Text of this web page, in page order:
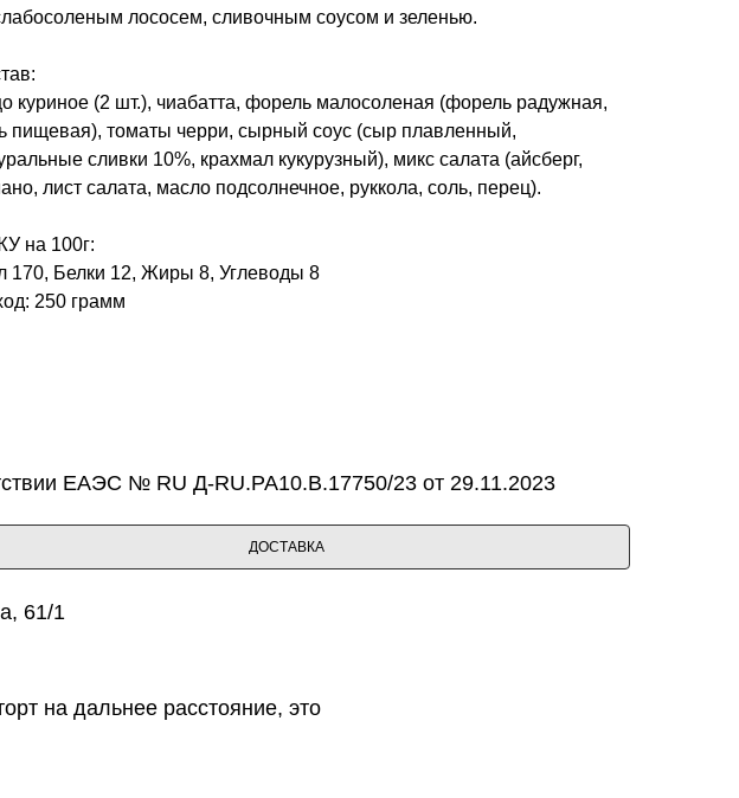
лососем, сливочным соусом и зеленью.
куриное (2 шт.), чиабатта, форель малосоленая (форель радужная,
пищевая), томаты черри, сырный соус (сыр плавленный,
сливки 10%, крахмал кукурузный), микс салата (айсберг,
лист салата, масло подсолнечное, руккола, соль, перец).
на 100г:
170, Белки 12, Жиры 8, Углеводы 8
250 грамм
ЕАЭС № RU Д-RU.PA10.B.17750/23 от 29.11.2023
ДОСТАВКА
61/1
на дальнее расстояние, это